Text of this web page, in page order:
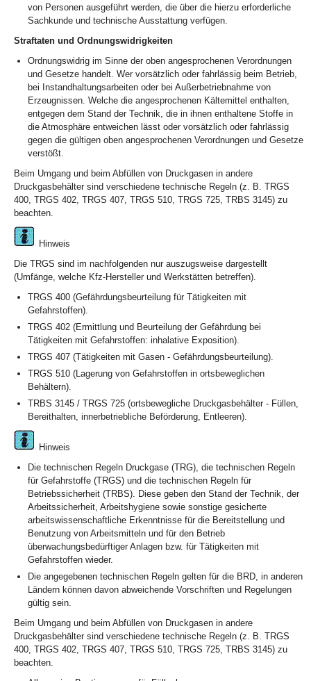
von Personen ausgeführt werden, die über die hierzu erforderliche
Sachkunde und technische Ausstattung verfügen.
Straftaten und Ordnungswidrigkeiten
Ordnungswidrig im Sinne der oben angesprochenen Verordnungen
und Gesetze handelt. Wer vorsätzlich oder fahrlässig beim Betrieb,
bei Instandhaltungsarbeiten oder bei Außerbetriebnahme von
Erzeugnissen. Welche die angesprochenen Kältemittel enthalten,
entgegen dem Stand der Technik, die in ihnen enthaltene Stoffe in
die Atmosphäre entweichen lässt oder vorsätzlich oder fahrlässig
gegen die gültigen oben angesprochenen Verordnungen und Gesetze
verstößt.
Beim Umgang und beim Abfüllen von Druckgasen in andere
Druckgasbehälter sind verschiedene technische Regeln (z. B. TRGS
400, TRGS 402, TRGS 407, TRGS 510, TRGS 725, TRBS 3145) zu
beachten.
Hinweis
Die TRGS sind im nachfolgenden nur auszugsweise dargestellt
(Umfänge, welche Kfz-Hersteller und Werkstätten betreffen).
TRGS 400 (Gefährdungsbeurteilung für Tätigkeiten mit
Gefahrstoffen).
TRGS 402 (Ermittlung und Beurteilung der Gefährdung bei
Tätigkeiten mit Gefahrstoffen: inhalative Exposition).
TRGS 407 (Tätigkeiten mit Gasen - Gefährdungsbeurteilung).
TRGS 510 (Lagerung von Gefahrstoffen in ortsbeweglichen
Behältern).
TRBS 3145 / TRGS 725 (ortsbewegliche Druckgasbehälter - Füllen,
Bereithalten, innerbetriebliche Beförderung, Entleeren).
Hinweis
Die technischen Regeln Druckgase (TRG), die technischen Regeln
für Gefahrstoffe (TRGS) und die technischen Regeln für
Betriebssicherheit (TRBS). Diese geben den Stand der Technik, der
Arbeitssicherheit, Arbeitshygiene sowie sonstige gesicherte
arbeitswissenschaftliche Erkenntnisse für die Bereitstellung und
Benutzung von Arbeitsmitteln und für den Betrieb
überwachungsbedürftiger Anlagen bzw. für Tätigkeiten mit
Gefahrstoffen wieder.
Die angegebenen technischen Regeln gelten für die BRD, in anderen
Ländern können davon abweichende Vorschriften und Regelungen
gültig sein.
Beim Umgang und beim Abfüllen von Druckgasen in andere
Druckgasbehälter sind verschiedene technische Regeln (z. B. TRGS
400, TRGS 402, TRGS 407, TRGS 510, TRGS 725, TRBS 3145) zu
beachten.